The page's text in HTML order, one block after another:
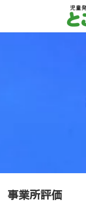
ツ
シ
事業所評価